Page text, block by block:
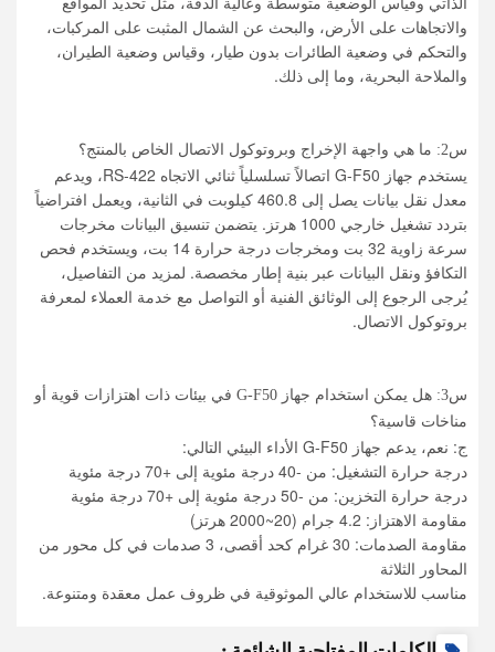
والاتجاهات على الأرض، والبحث عن الشمال المثبت على المركبات،
والتحكم في وضعية الطائرات بدون طيار، وقياس وضعية الطيران،
والملاحة البحرية، وما إلى ذلك.
س2: ما هي واجهة الإخراج وبروتوكول الاتصال الخاص بالمنتج؟
يستخدم جهاز G-F50 اتصالاً تسلسلياً ثنائي الاتجاه RS-422، ويدعم
معدل نقل بيانات يصل إلى 460.8 كيلوبت في الثانية، ويعمل افتراضياً
بتردد تشغيل خارجي 1000 هرتز. يتضمن تنسيق البيانات مخرجات
سرعة زاوية 32 بت ومخرجات درجة حرارة 14 بت، ويستخدم فحص
التكافؤ ونقل البيانات عبر بنية إطار مخصصة. لمزيد من التفاصيل،
يُرجى الرجوع إلى الوثائق الفنية أو التواصل مع خدمة العملاء لمعرفة
بروتوكول الاتصال.
س3: هل يمكن استخدام جهاز G-F50 في بيئات ذات اهتزازات قوية أو
مناخات قاسية؟
ج: نعم، يدعم جهاز G-F50 الأداء البيئي التالي:
درجة حرارة التشغيل: من -40 درجة مئوية إلى +70 درجة مئوية
درجة حرارة التخزين: من -50 درجة مئوية إلى +70 درجة مئوية
مقاومة الاهتزاز: 4.2 جرام (20~2000 هرتز)
مقاومة الصدمات: 30 غرام كحد أقصى، 3 صدمات في كل محور من
المحاور الثلاثة
مناسب للاستخدام عالي الموثوقية في ظروف عمل معقدة ومتنوعة.